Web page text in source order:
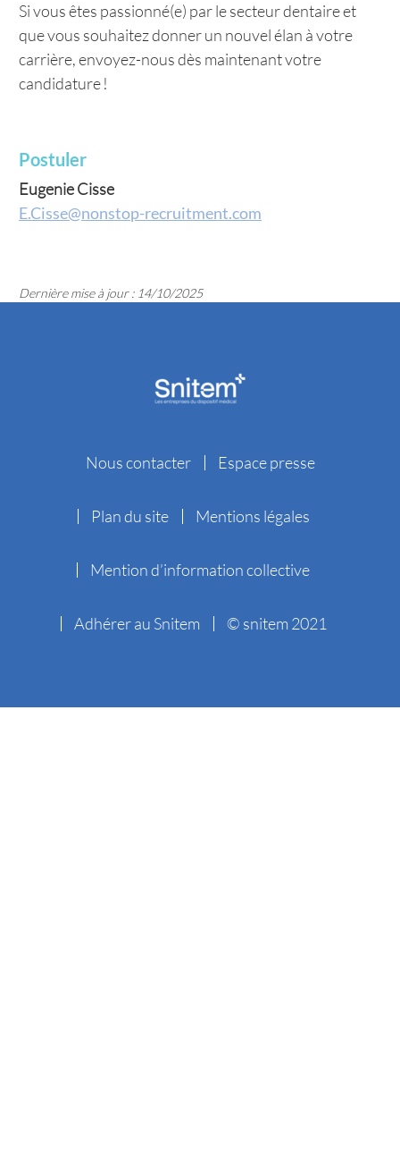
Si vous êtes passionné(e) par le secteur dentaire et
que vous souhaitez donner un nouvel élan à votre
carrière, envoyez-nous dès maintenant votre
candidature !
Postuler
Eugenie Cisse
E.Cisse@nonstop-recruitment.com
Dernière mise à jour : 14/10/2025
Nous contacter Espace presse
Plan du site Mentions légales
Mention d’information collective
Adhérer au Snitem © snitem 2021